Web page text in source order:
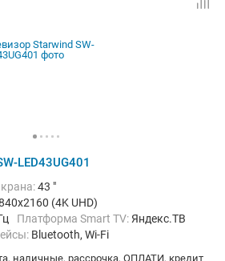
LED43UG401
43 "
(4K UHD)
Платформа Smart TV: Яндекс.ТВ
Bluetooth, Wi-Fi
наличные, рассрочка, ОПЛАТИ, кредит